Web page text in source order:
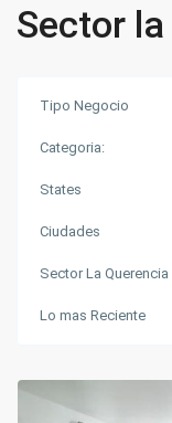
Sector
Tipo Negocio
Categoria:
States
Ciudades
Sector La Querencia
Lo mas Reciente
la